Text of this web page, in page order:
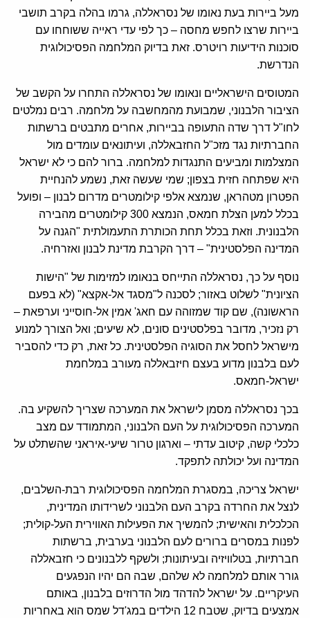
מעל ביירות בעת נאומו של נסראללה, גרמו בהלה בקרב תושבי
ביירות שרצו לחפש מחסה – כך לפי עדי ראייה ששוחחו עם
סוכנות הידיעות רויטרס. זאת בדיוק המלחמה הפסיכולוגית
הנדרשת.
המטוסים הישראליים ונאומו של נסראללה התחרו על הקשב של
הציבור הלבנוני, שמבועת מהמחשבה על מלחמה. רבים נמלטים
לחו"ל דרך שדה התעופה בביירות, אחרים מתבטים ברשתות
החברתיות נגד מזכ"ל החזבאללה, ועיתונאים עומדים מול
המצלמות ומביעים התנגדות למלחמה. ברור להם כי לא ישראל
היא שפתחה חזית בצפון; שמי שעשה זאת, נשמע להנחיית
הפטרון מטהראן, שנמצא אלפי קילומטרים מדרום לבנון – ופועל
בכלל למען הצלת חמאס, הנמצא 300 קילומטרים מהבירה
הלבנונית. וזאת בכלל תחת הכותרת התעמולתית "הגנה על
המדינה הפלסטינית" – דרך הקרבת מדינת לבנון ואזרחיה.
נוסף על כך, נסראללה התייחס בנאומו למזימות של "הישות
הציונית" לשלוט באזור; לסכנה ל"מסגד אל-אקצא" (לא בפעם
הראשונה), שם קוד שמזוהה עם חאג' אמין אל-חוסייני וערפאת –
רק נזכיר, מדובר בפלסטינים סונים, לא שיעים; ואל הצורך למנוע
מישראל לחסל את הסוגיה הפלסטינית. כל זאת, רק כדי להסביר
לעם בלבנון מדוע בעצם חיזבאללה מעורב במלחמת
ישראל-חמאס.
בכך נסראללה מסמן לישראל את המערכה שצריך להשקיע בה.
המערכה הפסיכולוגית על העם הלבנוני, המתמודד עם מצב
כלכלי קשה, קיטוב עדתי – וארגון טרור שיעי-איראני שהשתלט על
המדינה ועל יכולתה לתפקד.
ישראל צריכה, במסגרת המלחמה הפסיכולוגית רבת-השלבים,
לנצל את החרדה בקרב העם הלבנוני לשרידותו המדינית,
הכלכלית והאישית; להמשיך את הפעילות האווירית העל-קולית;
לפנות במסרים ברורים לעם הלבנוני בערבית, ברשתות
חברתיות, בטלוויזיה ובעיתונות; ולשקף ללבנונים כי חזבאללה
גורר אותם למלחמה לא שלהם, שבה הם יהיו הנפגעים
העיקריים. על ישראל להדהד מול הדרוזים בלבנון, באותם
אמצעים בדיוק, שטבח 12 הילדים במג'דל שמס הוא באחריות